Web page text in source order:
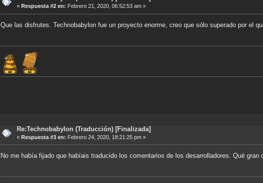
« Respuesta #2 en: Febrero 21, 2020, 06:52:53 am »
Que las disfrutes. Technobabylon fue un proyecto enorme, creo que sólo superado por el
Re:Technobabylon (Traducción) [Finalizada]
« Respuesta #3 en: Febrero 24, 2020, 18:21:25 pm »
No me había fijado que habíais traducido los comentarios de los desarrolladores. Qué